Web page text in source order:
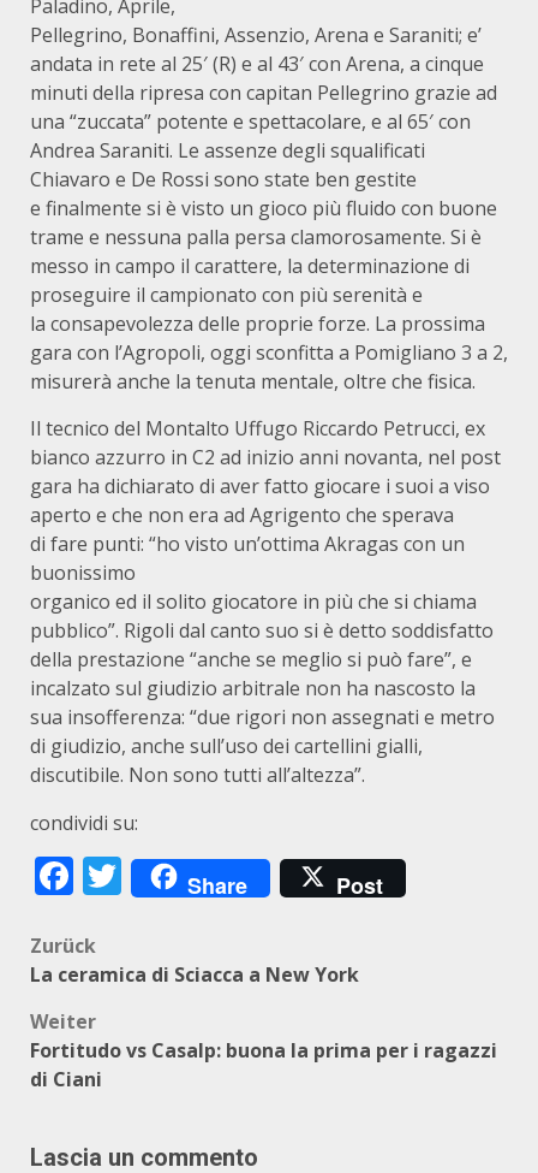
Paladino, Aprile,
Pellegrino, Bonaffini, Assenzio, Arena e Saraniti; e’
andata in rete al 25′ (R) e al 43′ con Arena, a cinque
minuti della ripresa con capitan Pellegrino grazie ad
una “zuccata” potente e spettacolare, e al 65′ con
Andrea Saraniti. Le assenze degli squalificati
Chiavaro e De Rossi sono state ben gestite
e finalmente si è visto un gioco più fluido con buone
trame e nessuna palla persa clamorosamente. Si è
messo in campo il carattere, la determinazione di
proseguire il campionato con più serenità e
la consapevolezza delle proprie forze. La prossima
gara con l’Agropoli, oggi sconfitta a Pomigliano 3 a 2,
misurerà anche la tenuta mentale, oltre che fisica.
Il tecnico del Montalto Uffugo Riccardo Petrucci, ex
bianco azzurro in C2 ad inizio anni novanta, nel post
gara ha dichiarato di aver fatto giocare i suoi a viso
aperto e che non era ad Agrigento che sperava
di fare punti: “ho visto un’ottima Akragas con un
buonissimo
organico ed il solito giocatore in più che si chiama
pubblico”. Rigoli dal canto suo si è detto soddisfatto
della prestazione “anche se meglio si può fare”, e
incalzato sul giudizio arbitrale non ha nascosto la
sua insofferenza: “due rigori non assegnati e metro
di giudizio, anche sull’uso dei cartellini gialli,
discutibile. Non sono tutti all’altezza”.
condividi su:
Facebook
Twitter
Share Post
Beitragsnavigation
Zurück
La ceramica di Sciacca a New York
Weiter
Fortitudo vs Casalp: buona la prima per i ragazzi
di Ciani
Lascia un commento